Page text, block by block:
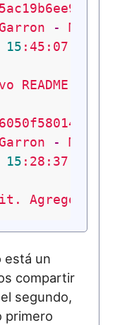
Garron - Mac-
15 :45:07
README
Garron - Mac-
15 :28:37
Agrego
está un
compartir
segundo,
primero